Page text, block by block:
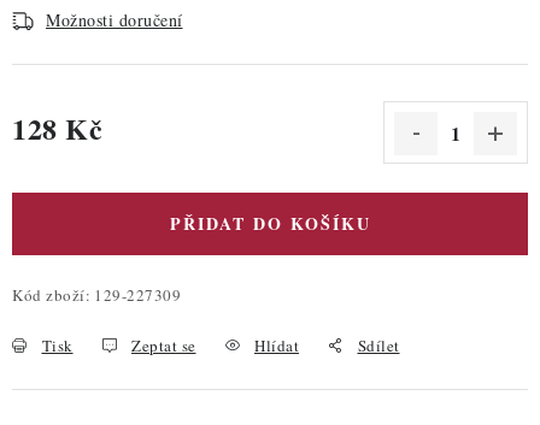
Hodnocení obchodu
Podmínky ochrany osobních údajů
Možnosti doručení
128 Kč
PŘIDAT DO KOŠÍKU
Kód zboží: 129-227309
Tisk Zeptat se Hlídat Sdílet